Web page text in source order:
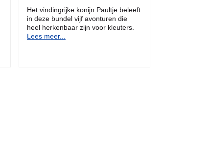
Het vindingrijke konijn Paultje beleeft
in deze bundel vijf avonturen die
heel herkenbaar zijn voor kleuters.
Lees meer...